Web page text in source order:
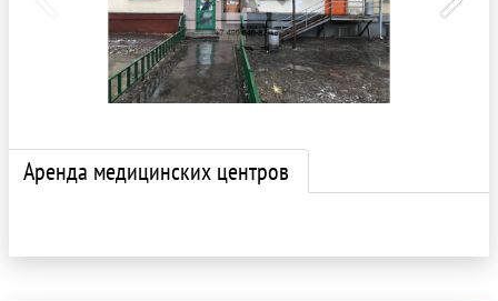
Аренда медицинских центров